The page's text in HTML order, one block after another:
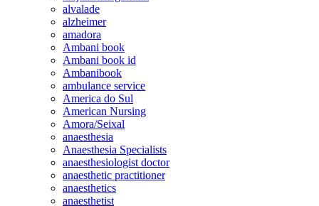
alvalade
alzheimer
amadora
Ambani book
Ambani book id
Ambanibook
ambulance service
America do Sul
American Nursing
Amora/Seixal
anaesthesia
Anaesthesia Specialists
anaesthesiologist doctor
anaesthetic practitioner
anaesthetics
anaesthetist